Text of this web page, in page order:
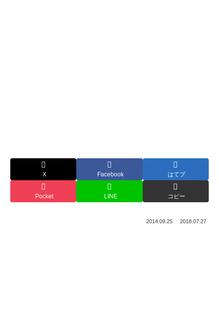
X Facebook はてブ
Pocket LINE コピー
2014.09.25 2018.07.27